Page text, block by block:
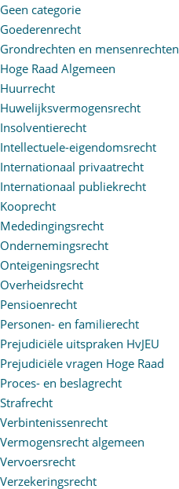
Geen categorie
Goederenrecht
Grondrechten en mensenrechten
Hoge Raad Algemeen
Huurrecht
Huwelijksvermogensrecht
Insolventierecht
Intellectuele-eigendomsrecht
Internationaal privaatrecht
Internationaal publiekrecht
Kooprecht
Mededingingsrecht
Ondernemingsrecht
Onteigeningsrecht
Overheidsrecht
Pensioenrecht
Personen- en familierecht
Prejudiciële uitspraken HvJEU
Prejudiciële vragen Hoge Raad
Proces- en beslagrecht
Strafrecht
Verbintenissenrecht
Vermogensrecht algemeen
Vervoersrecht
Verzekeringsrecht